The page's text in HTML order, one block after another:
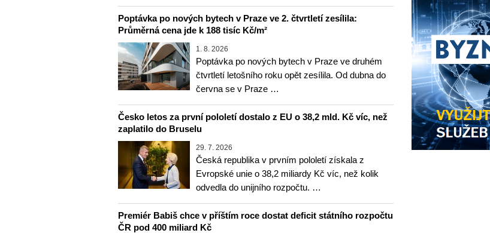
Poptávka po nových bytech v Praze ve 2. čtvrtletí zesílila:
Průměrná cena jde k 188 tisíc Kč/m²
1. 8. 2026
Poptávka po nových bytech v Praze ve druhém
čtvrtletí letošního roku opět zesílila. Od dubna do
června se v Praze …
Česko letos za první pololetí dostalo z EU o 38,2 mld. Kč víc, než
zaplatilo do Bruselu
29. 7. 2026
Česká republika v prvním pololetí získala z
Evropské unie o 38,2 miliardy Kč víc, než kolik
odvedla do unijního rozpočtu. …
Premiér Babiš chce v příštím roce dostat deficit státního rozpočtu
ČR pod 400 miliard Kč